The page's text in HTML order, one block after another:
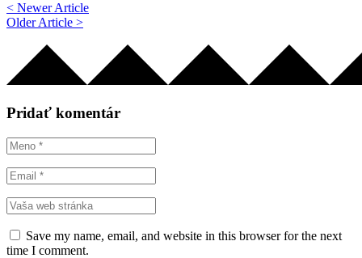
< Newer Article
Older Article >
Pridať komentár
Save my name, email, and website in this browser for the next
time I comment.